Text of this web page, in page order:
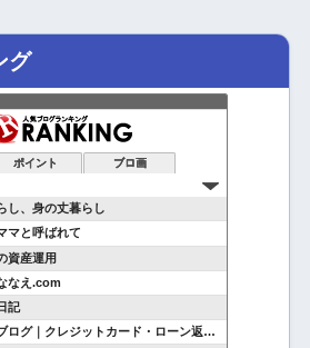
グ
ポイント ブロ画
し、身の丈暮らし
マと呼ばれて
資産運用
なえ.com
記
｜クレジットカード・ローン返済で悩んでいる方へ